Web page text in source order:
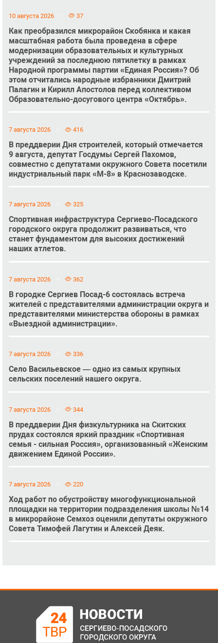
10 августа 2026 37
Как преобразился микрорайон Скобянка и какая
масштабная работа была проведена в сфере
модернизации образовательных и культурных
учреждений за последнюю пятилетку в рамках
Народной программы партии «Единая Россия»? Об
этом отчитались народные избранники Дмитрий
Палагин и Кирилл Апостолов перед коллективом
Образовательно-досугового центра «Октябрь».
7 августа 2026 416
В преддверии Дня строителей, который отмечается
9 августа, депутат Госдумы Сергей Пахомов,
совместно с депутатами окружного Совета посетили
индустриальный парк «М-8» в Краснозаводске.
7 августа 2026 325
Спортивная инфраструктура Сергиево-Посадского
городского округа продолжит развиваться, что
станет фундаментом для высоких достижений
наших атлетов.
7 августа 2026 362
В городке Сергиев Посад-6 состоялась встреча
жителей с представителями администрации округа и
представителями министерства обороны в рамках
«Выездной администрации».
7 августа 2026 336
Село Васильевское — одно из самых крупных
сельских поселений нашего округа.
7 августа 2026 344
В преддверии Дня физкультурника на Скитских
прудах состоялся яркий праздник «Спортивная
семья - сильная Россия», организованный «Женским
движением Единой России».
7 августа 2026 220
Ход работ по обустройству многофункциональной
площадки на территории подразделения школы №14
в микрорайоне Семхоз оценили депутаты окружного
Совета Тимофей Лагутин и Алексей Деяк.